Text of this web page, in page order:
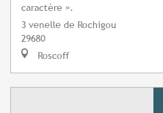
caractère ».
3 venelle de Rochigou
29680
Roscoff